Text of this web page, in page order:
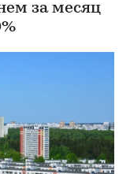
за месяц